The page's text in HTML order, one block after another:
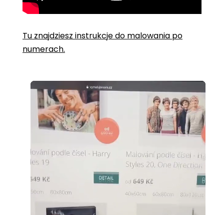
Tu znajdziesz instrukcje do malowania po
numerach.